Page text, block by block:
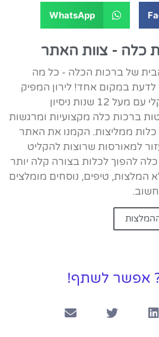
WhatsApp
כלה - צוות האתר
של ברכות הכלה - כל מה
לדעת במקום אחד! לירון המפיק
המוזיקלי עם מעל 12 שנות ניסיון
ברכות כלה מקצועיות ומרגשות
כלות ממליצות. הקמנו את האתר
למאורסות שרוצות להקליט
להפוך לכלות בצורה קלה יותר
המלצות, טיפים, נוסחים מומלצים
חשוב.
אפשר לשתף!